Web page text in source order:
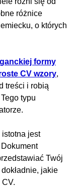
różnice
o których
formy
CV wzory,
treści i robią
typu
jest
Twój
jakie